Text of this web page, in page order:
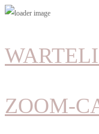
ZOOM-